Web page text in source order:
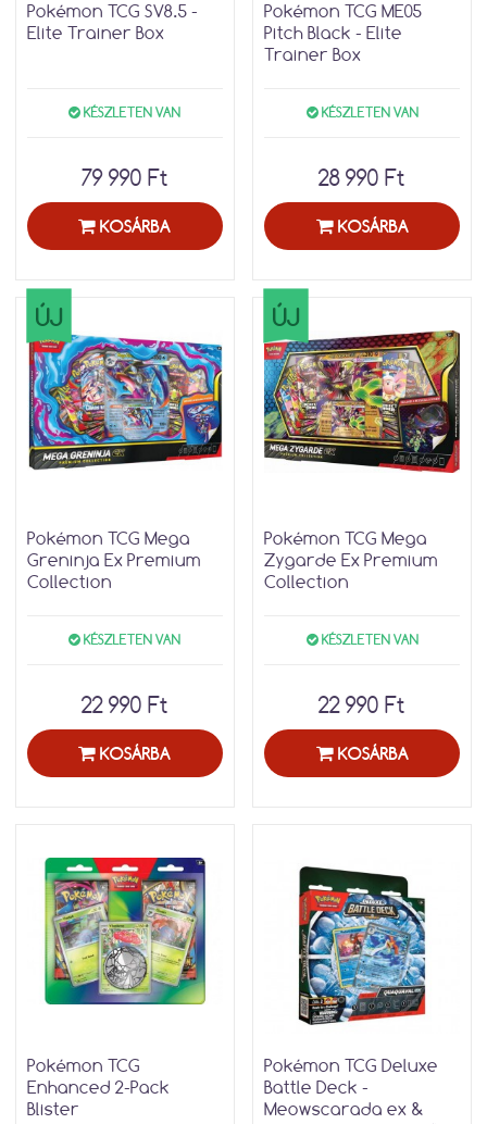
Pokémon TCG SV8.5 -
Elite Trainer Box
KÉSZLETEN VAN
79 990 Ft
KOSÁRBA
Pokémon TCG ME05
Pitch Black - Elite
Trainer Box
KÉSZLETEN VAN
28 990 Ft
KOSÁRBA
ÚJ
Pokémon TCG Mega
Greninja Ex Premium
Collection
KÉSZLETEN VAN
22 990 Ft
KOSÁRBA
ÚJ
Pokémon TCG Mega
Zygarde Ex Premium
Collection
KÉSZLETEN VAN
22 990 Ft
KOSÁRBA
Pokémon TCG
Enhanced 2-Pack
Blister
Pokémon TCG Deluxe
Battle Deck -
Meowscarada ex &